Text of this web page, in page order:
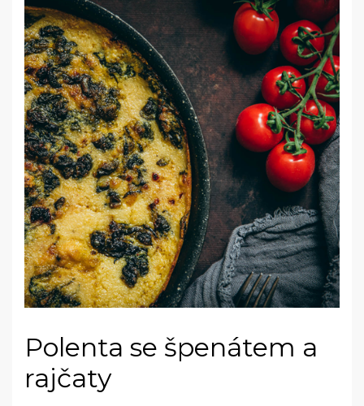
Polenta se špenátem a
rajčaty